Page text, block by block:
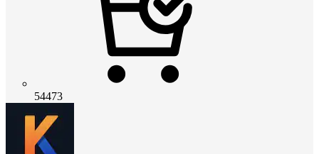
54473